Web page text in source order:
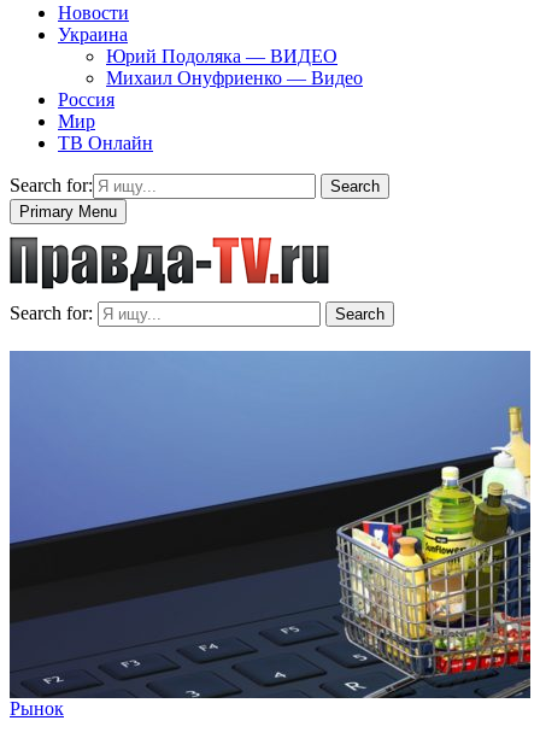
Новости
Украина
Юрий Подоляка — ВИДЕО
Михаил Онуфриенко — Видео
Россия
Мир
ТВ Онлайн
Search for:
Search
Primary Menu
Search for: Search
Рынок